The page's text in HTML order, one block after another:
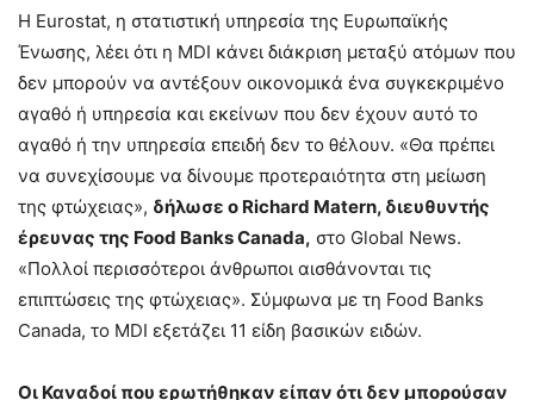
Η Eurostat, η στατιστική υπηρεσία της Ευρωπαϊκής
Ένωσης, λέει ότι η MDI κάνει διάκριση μεταξύ ατόμων που
δεν μπορούν να αντέξουν οικονομικά ένα συγκεκριμένο
αγαθό ή υπηρεσία και εκείνων που δεν έχουν αυτό το
αγαθό ή την υπηρεσία επειδή δεν το θέλουν. «Θα πρέπει
να συνεχίσουμε να δίνουμε προτεραιότητα στη μείωση
της φτώχειας», δήλωσε ο Richard Matern, διευθυντής
έρευνας της Food Banks Canada, στο Global News.
«Πολλοί περισσότεροι άνθρωποι αισθάνονται τις
επιπτώσεις της φτώχειας». Σύμφωνα με τη Food Banks
Canada, το MDI εξετάζει 11 είδη βασικών ειδών.
Οι Καναδοί που ερωτήθηκαν είπαν ότι δεν μπορούσαν